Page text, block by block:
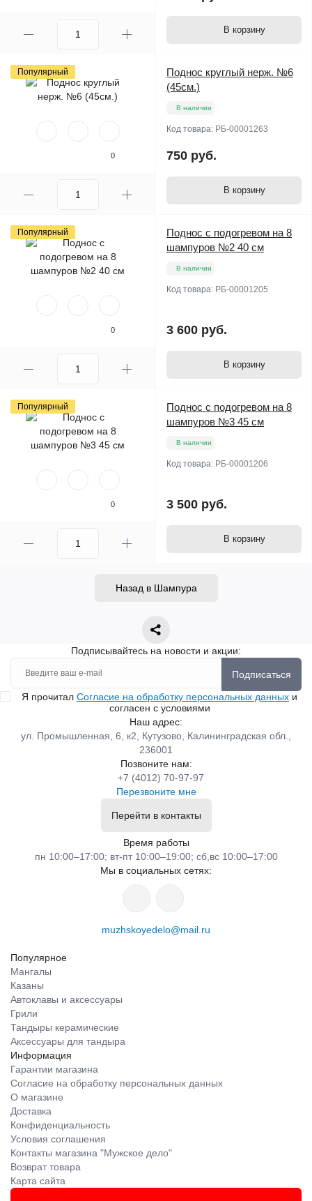
В корзину
Популярный
0
Поднос круглый нерж. №6
(45см.)
В наличии
Код товара: РБ-00001263
750 руб.
В корзину
Популярный
0
Поднос с подогревом на 8
шампуров №2 40 см
В наличии
Код товара: РБ-00001205
3 600 руб.
В корзину
Популярный
0
Поднос с подогревом на 8
шампуров №3 45 см
В наличии
Код товара: РБ-00001206
3 500 руб.
В корзину
Назад в Шампура
Подписывайтесь на новости и акции:
Подписаться
Я прочитал Согласие на обработку персональных данных и
согласен с условиями
Наш адрес:
ул. Промышленная, 6, к2, Кутузово, Калининградская обл.,
236001
Позвоните нам:
+7 (4012) 70-97-97
Перезвоните мне
Перейти в контакты
Время работы
пн 10:00–17:00; вт-пт 10:00–19:00; сб,вс 10:00–17:00
Мы в социальных сетях:
muzhskoyedelo@mail.ru
Популярное
Мангалы
Казаны
Автоклавы и аксессуары
Грили
Тандыры керамические
Аксессуары для тандыра
Информация
Гарантии магазина
Согласие на обработку персональных данных
О магазине
Доставка
Конфиденциальность
Условия соглашения
Контакты магазина "Мужское дело"
Возврат товара
Карта сайта